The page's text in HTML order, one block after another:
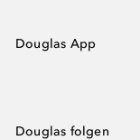
Douglas App
Douglas folgen